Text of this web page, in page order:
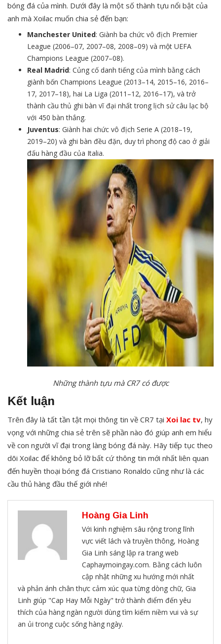
bóng đá của mình. Dưới đây là một số thành tựu nổi bật của
anh mà Xoilac muốn chia sẻ đến bạn:
Manchester United: Giành ba chức vô địch Premier
League (2006–07, 2007–08, 2008–09) và một UEFA
Champions League (2007–08).
Real Madrid: Củng cố danh tiếng của mình bằng cách
giành bốn Champions League (2013–14, 2015–16, 2016–
17, 2017–18), hai La Liga (2011–12, 2016–17), và trở
thành cầu thủ ghi bàn vĩ đại nhất trong lịch sử câu lạc bộ
với 450 bàn thắng.
Juventus: Giành hai chức vô địch Serie A (2018–19,
2019–20) và ghi bàn đều đặn, duy trì phong độ cao ở giải
đấu hàng đầu của Italia.
Những thành tựu mà CR7 có được
Kết luận
Trên đây là tất tần tật mọi thông tin về CR7 tại Xoi lac tv, hy
vọng với những chia sẻ trên sẽ phần nào đó giúp anh em hiểu
về con người vĩ đại trong làng bóng đá này. Hãy tiếp tục theo
dõi Xoilac để không bỏ lỡ bất cứ thông tin mới nhất liên quan
đến huyền thoại bóng đá Cristiano Ronaldo cũng như là các
cầu thủ hàng đầu thế giới nhé!
Hoàng Gia Linh
Với kinh nghiệm sâu rộng trong lĩnh
vực viết lách và truyền thông, Hoàng
Gia Linh sáng lập ra trang web
Caphaymoingay.com. Bằng cách luôn
cập nhật những xu hướng mới nhất
và phản ánh chân thực cảm xúc qua từng dòng chữ, Gia
Linh giúp "Cap Hay Mỗi Ngày" trở thành điểm đến yêu
thích của hàng ngàn người dùng tìm kiếm niềm vui và sự
an ủi trong cuộc sống hàng ngày.